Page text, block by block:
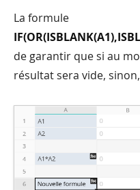
La formule
de garantir que si au
résultat sera vide,